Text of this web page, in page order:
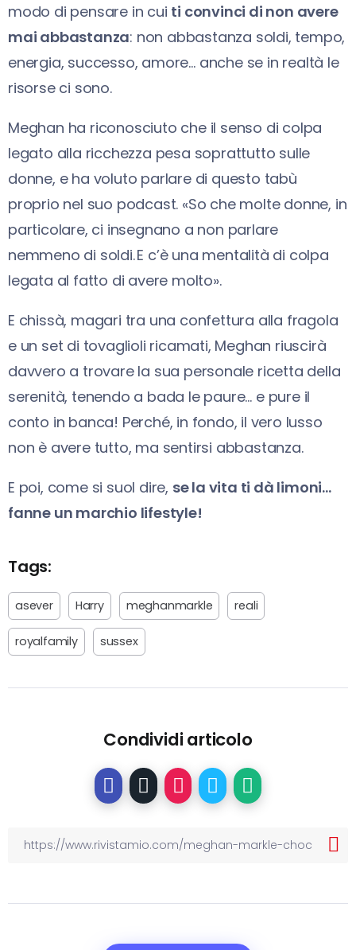
modo di pensare in cui ti convinci di non avere
mai abbastanza: non abbastanza soldi, tempo,
energia, successo, amore… anche se in realtà le
risorse ci sono.
Meghan ha riconosciuto che il senso di colpa
legato alla ricchezza pesa soprattutto sulle
donne, e ha voluto parlare di questo tabù
proprio nel suo podcast. «So che molte donne, in
particolare, ci insegnano a non parlare
nemmeno di soldi. E c’è una mentalità di colpa
legata al fatto di avere molto».
E chissà, magari tra una confettura alla fragola
e un set di tovaglioli ricamati, Meghan riuscirà
davvero a trovare la sua personale ricetta della
serenità, tenendo a bada le paure… e pure il
conto in banca! Perché, in fondo, il vero lusso
non è avere tutto, ma sentirsi abbastanza.
E poi, come si suol dire, se la vita ti dà limoni…
fanne un marchio lifestyle!
Tags:
asever Harry meghanmarkle reali
royalfamily sussex
Condividi articolo